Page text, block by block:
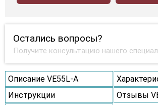
Остались вопросы?
Получите консультацию нашего
Описание VE55L-A
Инструкции
Отзывы